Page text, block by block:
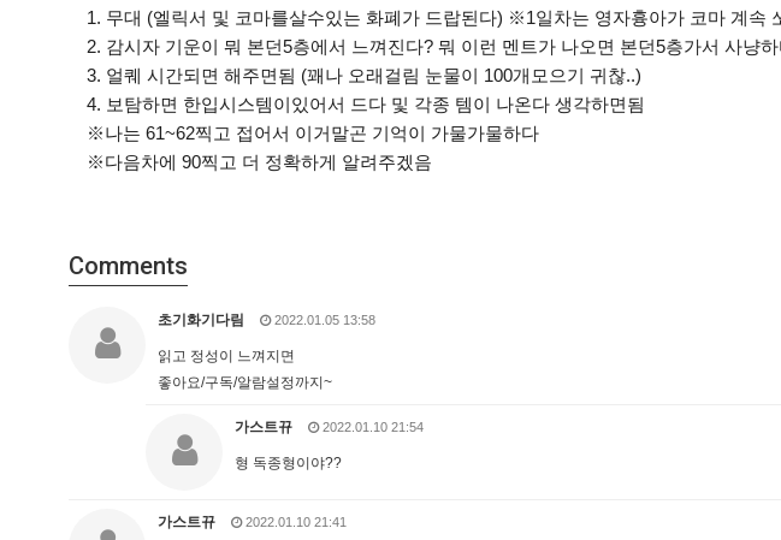
1. 무대 (엘릭서 및 코마를살수있는 화폐가 드랍된다) ※1일차는 영자흉아가 코마 계속
2. 감시자 기운이 뭐 본던5층에서 느껴진다? 뭐 이런 멘트가 나오면 본던5층가서 사냥
3. 얼퀘 시간되면 해주면됨 (꽤나 오래걸림 눈물이 100개모으기 귀찮..)
4. 보탐하면 한입시스템이있어서 드다 및 각종 템이 나온다 생각하면됨
※나는 61~62찍고 접어서 이거말곤 기억이 가물가물하다
※다음차에 90찍고 더 정확하게 알려주겠음
Comments
초기화기다림 2022.01.05 13:58
읽고 정성이 느껴지면
좋아요/구독/알람설정까지~
가스트뀨 2022.01.10 21:54
형 독종형이야??
가스트뀨 2022.01.10 21:41